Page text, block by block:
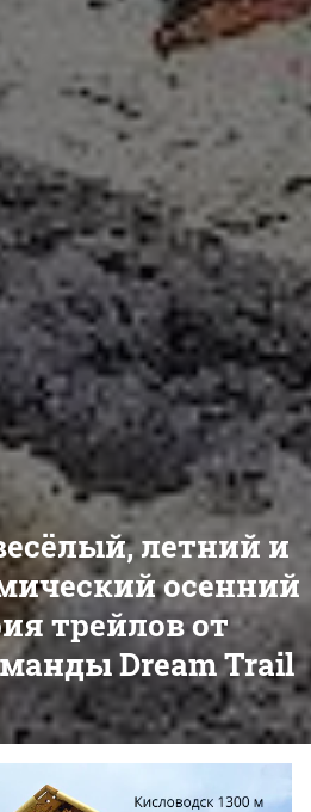
летний и
осенний
трейлов от
Dream Trail